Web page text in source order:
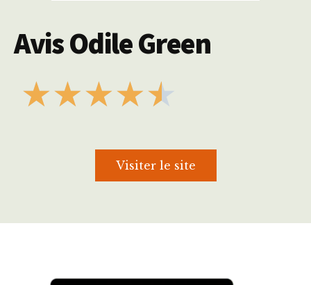
Avis Odile Green
★★★★★
Visiter le site